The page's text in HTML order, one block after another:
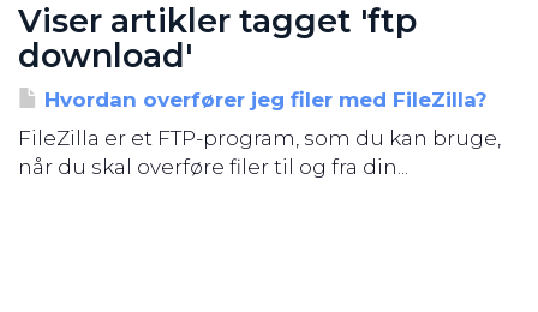
Viser artikler tagget 'ftp
download'
Hvordan overfører jeg filer med FileZilla?
FileZilla er et FTP-program, som du kan bruge,
når du skal overføre filer til og fra din...